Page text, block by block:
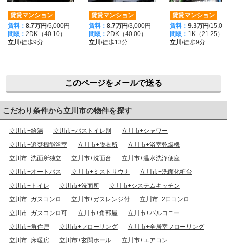
賃貸マンション
賃料： 8.7万円/5,000円
間取： 2DK（40.10）
立川 /徒歩9分
賃貸マンション
賃料： 8.7万円/3,000円
間取： 2DK（40.00）
立川 /徒歩13分
賃貸マンション
賃料： 9.3万円/
間取： 1K（21.25）
立川 /徒歩9分
このページをメールで送る
こだわり条件から立川市の物件を探す
立川市+給湯 立川市+バストイレ別
立川市+シャワー
立川市+追焚機能浴室
立川市+脱衣所
立川市+浴室乾燥機
立川市+洗面所独立
立川市+洗面台
立川市+温水洗浄便座
立川市+オートバス
立川市+ミストサウナ
立川市+洗面化粧台
立川市+トイレ
立川市+洗面所
立川市+システムキッチン
立川市+ガスコンロ
立川市+ガスレンジ付
立川市+2口コンロ
立川市+ガスコンロ可
立川市+角部屋
立川市+バルコニー
立川市+角住戸
立川市+フローリング
立川市+全居室フローリング
立川市+床暖房
立川市+玄関ホール 立川市+エアコン